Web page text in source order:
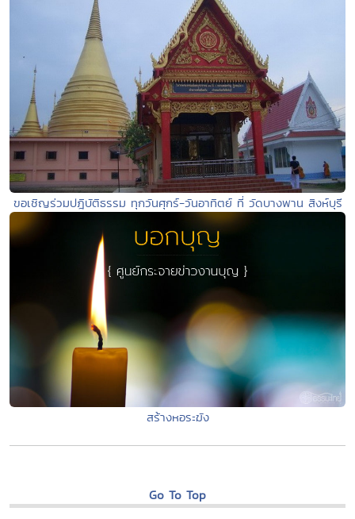
ขอเชิญร่วมปฎิบัติธรรม ทุกวันศุกร์-วันอาทิตย์ ที่ วัดบางพาน สิงห์บุรี
สร้างหอระฆัง
Go To Top